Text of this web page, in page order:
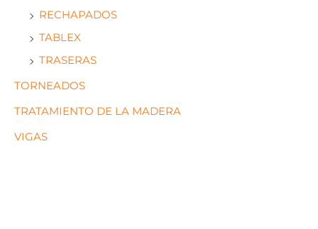
RECHAPADOS
TABLEX
TRASERAS
TORNEADOS
TRATAMIENTO DE LA MADERA
VIGAS